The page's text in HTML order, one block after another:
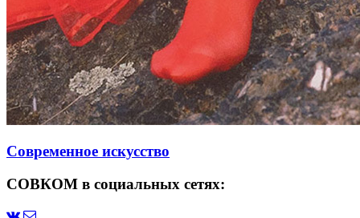
Современное искусство
СОВКОМ в социальных сетях: